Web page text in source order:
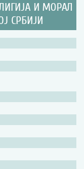
И МОРАЛ
СРБИЈИ